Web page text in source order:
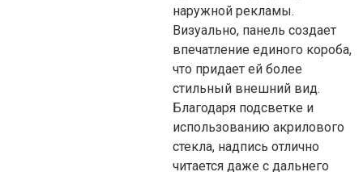
наружной рекламы.
Визуально, панель создает
впечатление единого короба,
что придает ей более
стильный внешний вид.
Благодаря подсветке и
использованию акрилового
стекла, надпись отлично
читается даже с дальнего